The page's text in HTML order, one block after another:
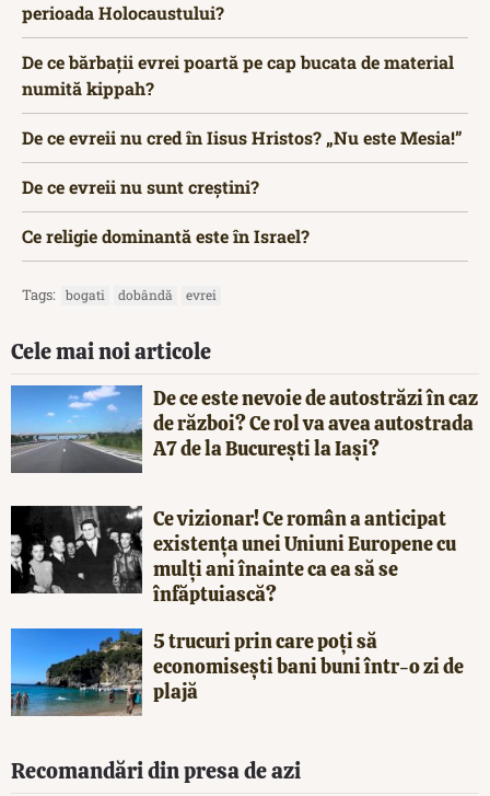
perioada Holocaustului?
De ce bărbații evrei poartă pe cap bucata de material
numită kippah?
De ce evreii nu cred în Iisus Hristos? „Nu este Mesia!”
De ce evreii nu sunt creștini?
Ce religie dominantă este în Israel?
Tags: bogati dobândă evrei
Cele mai noi articole
De ce este nevoie de autostrăzi în caz
de război? Ce rol va avea autostrada
A7 de la București la Iași?
Ce vizionar! Ce român a anticipat
existența unei Uniuni Europene cu
mulți ani înainte ca ea să se
înfăptuiască?
5 trucuri prin care poți să
economisești bani buni într-o zi de
plajă
Recomandări din presa de azi